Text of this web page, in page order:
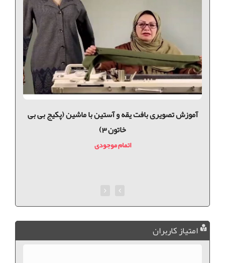
آموزش تصویری بافت یقه و آستین با ماشین (پکیج بی بی
خاتون 3)
اتمام موجودی
امتیاز کاربران